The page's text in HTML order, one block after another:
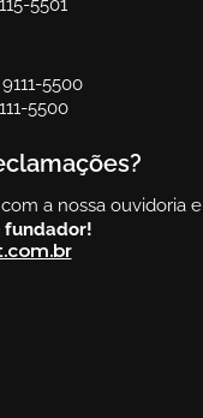
5501
5500
5500
a nossa ouvidoria e
fundador!